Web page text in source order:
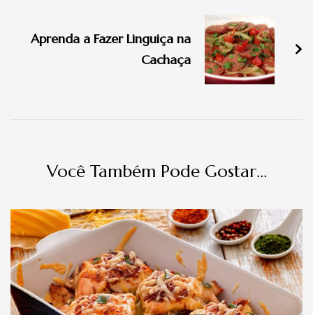
post
Aprenda a Fazer Linguiça na
Cachaça
Você Também Pode Gostar...